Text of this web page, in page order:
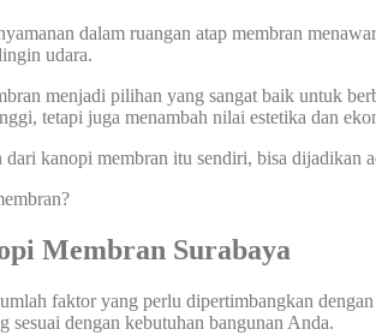
dalam ruangan atap membran
udara.
menjadi pilihan yang sangat baik untuk
tetapi juga menambah nilai estetika dan
kanopi membran itu sendiri, bisa dijadikan
Membran Surabaya
faktor yang perlu dipertimbangkan
sesuai dengan kebutuhan bangunan Anda.